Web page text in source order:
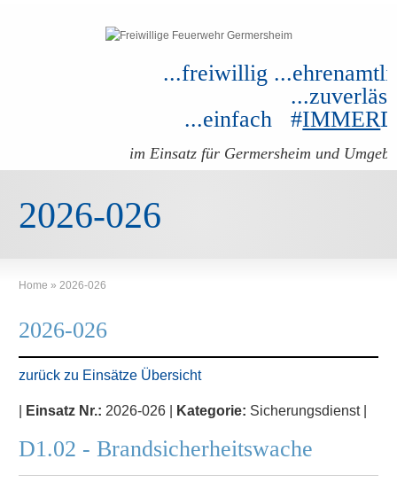
...freiwillig
...einfach #IMMER
im Einsatz für Germersheim und
2026-026
Home » 2026-026
2026-026
zurück zu Einsätze Übersicht
Einsatz Nr.: 2026-026 | Kategorie: Sicherungsdienst |
D1.02 - Brandsicherheitswache